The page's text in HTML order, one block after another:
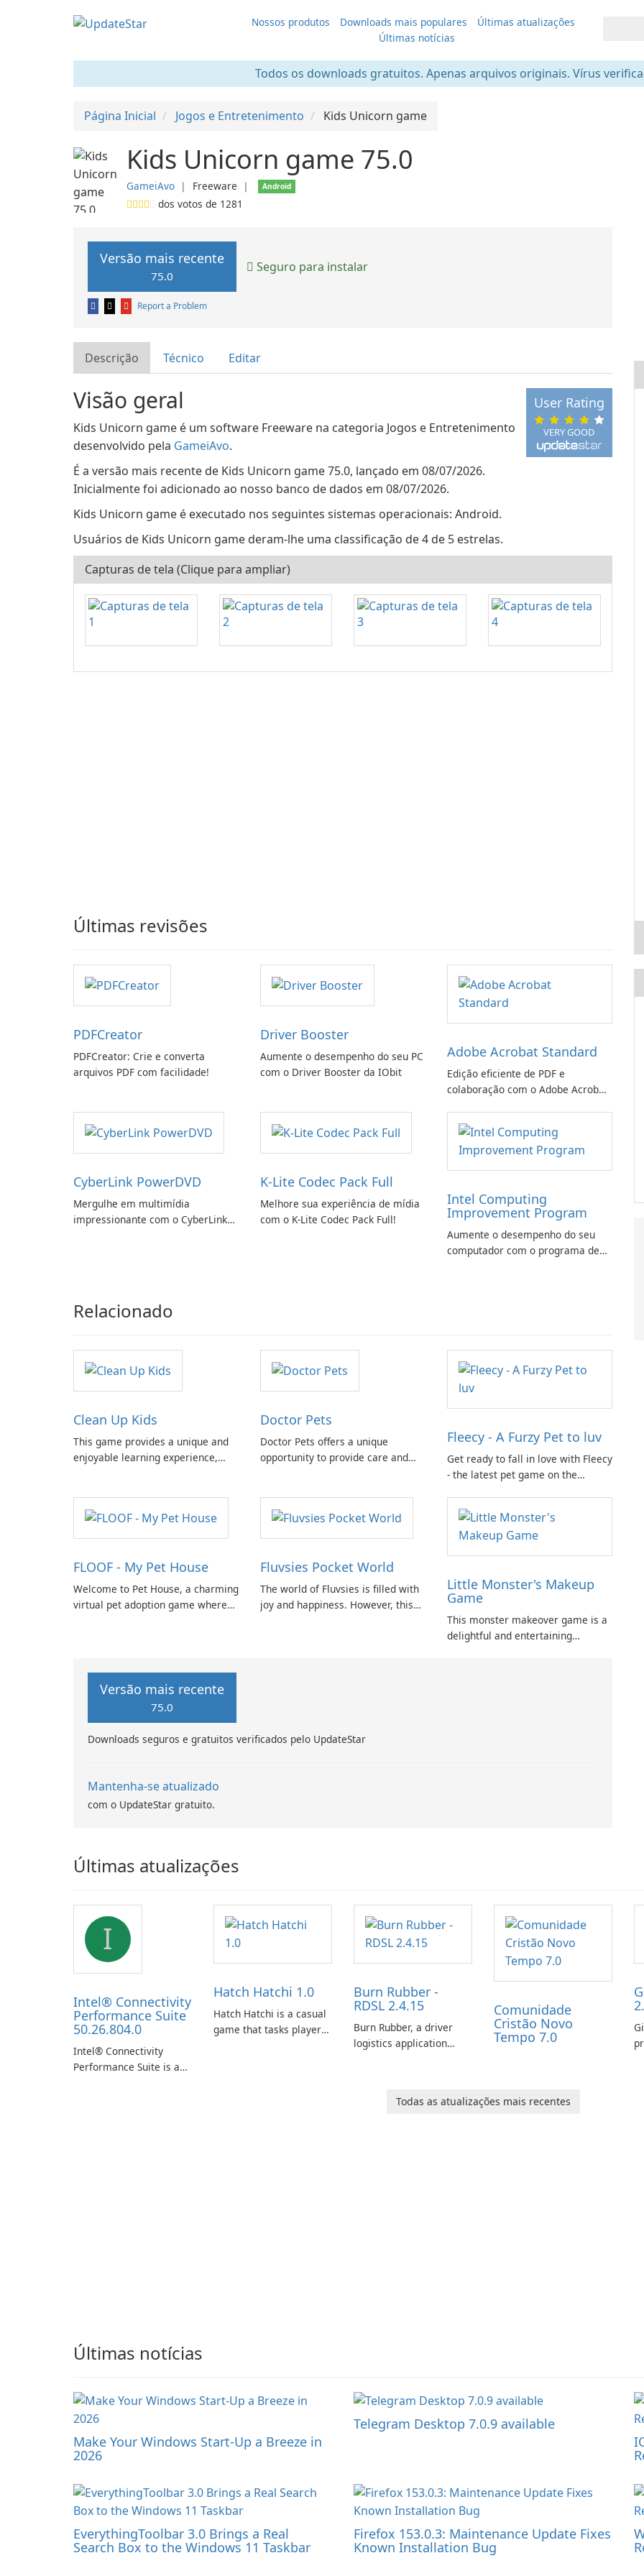
Nossos produtos Downloads mais populares
Últimas atualizações
Últimas notícias
Todos os downloads gratuitos. Apenas arquivos originais. Vírus
Página Inicial Jogos e Entretenimento Kids Unicorn game
Kids Unicorn game 75.0
GameiAvo ❘ Freeware ❘ Android
dos votos de 1281
Versão mais recente
75.0
Seguro para instalar
Report a Problem
Descrição Técnico Editar
VERY GOOD
User Rating
Visão geral
Kids Unicorn game é um software Freeware na categoria Jogos e Entretenimento
desenvolvido pela GameiAvo.
É a versão mais recente de Kids Unicorn game 75.0, lançado em 08/07/2026.
Inicialmente foi adicionado ao nosso banco de dados em 08/07/2026.
Kids Unicorn game é executado nos seguintes sistemas operacionais: Android.
Usuários de Kids Unicorn game deram-lhe uma classificação de 4 de 5 estrelas.
Capturas de tela (Clique para ampliar)
Últimas revisões
PDFCreator
PDFCreator: Crie e converta
arquivos PDF com facilidade!
Driver Booster
Aumente o desempenho do seu PC
com o Driver Booster da IObit
Adobe Acrobat Standard
Edição eficiente de PDF e
colaboração com o Adobe Acrobat
CyberLink PowerDVD
Mergulhe em multimídia
impressionante com o CyberLink
K-Lite Codec Pack Full
Melhore sua experiência de mídia
com o K-Lite Codec Pack Full!
Intel Computing
Improvement Program
Aumente o desempenho do seu
computador com o programa de
Relacionado
Clean Up Kids
This game provides a unique and
enjoyable learning experience,
Doctor Pets
Doctor Pets offers a unique
opportunity to provide care and
Fleecy - A Furzy Pet to luv
Get ready to fall in love with Fleecy
- the latest pet game on the
world full of cuddly and adorable
pets waiting for your care.
FLOOF - My Pet House
Welcome to Pet House, a charming
virtual pet adoption game where
Fluvsies Pocket World
The world of Fluvsies is filled with
joy and happiness. However, this
Little Monster's Makeup
Game
This monster makeover game is a
delightful and entertaining
Versão mais recente
75.0
Downloads seguros e gratuitos verificados pelo UpdateStar
Mantenha-se atualizado
com o UpdateStar gratuito.
Últimas atualizações
I
Intel® Connectivity
Performance Suite
50.26.804.0
Intel® Connectivity
Performance Suite is a
Hatch Hatchi 1.0
Hatch Hatchi is a casual
game that tasks players
Burn Rubber -
RDSL 2.4.15
Burn Rubber, a driver
logistics application
communication between
Comunidade
Cristão Novo
Tempo 7.0
Todas as atualizações mais recentes
Últimas notícias
Make Your Windows Start-Up a Breeze in
2026
Telegram Desktop 7.0.9 available
EverythingToolbar 3.0 Brings a Real
Search Box to the Windows 11 Taskbar
Firefox 153.0.3: Maintenance Update Fixes
Known Installation Bug